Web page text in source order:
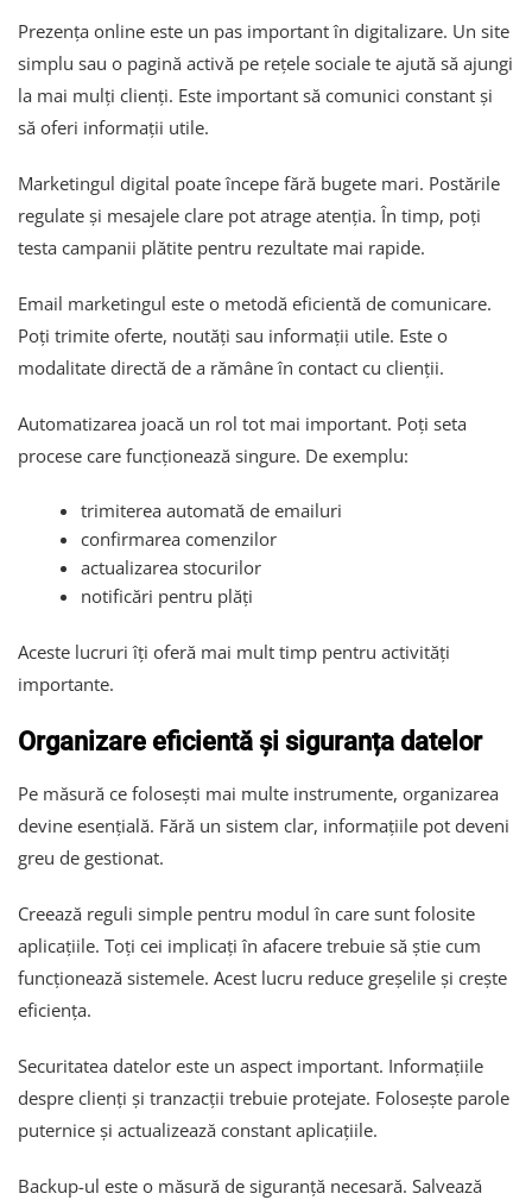
Prezența online este un pas important în digitalizare. Un site
simplu sau o pagină activă pe rețele sociale te ajută să ajungi
la mai mulți clienți. Este important să comunici constant și
să oferi informații utile.
Marketingul digital poate începe fără bugete mari. Postările
regulate și mesajele clare pot atrage atenția. În timp, poți
testa campanii plătite pentru rezultate mai rapide.
Email marketingul este o metodă eficientă de comunicare.
Poți trimite oferte, noutăți sau informații utile. Este o
modalitate directă de a rămâne în contact cu clienții.
Automatizarea joacă un rol tot mai important. Poți seta
procese care funcționează singure. De exemplu:
trimiterea automată de emailuri
confirmarea comenzilor
actualizarea stocurilor
notificări pentru plăți
Aceste lucruri îți oferă mai mult timp pentru activități
importante.
Organizare eficientă și siguranța datelor
Pe măsură ce folosești mai multe instrumente, organizarea
devine esențială. Fără un sistem clar, informațiile pot deveni
greu de gestionat.
Creează reguli simple pentru modul în care sunt folosite
aplicațiile. Toți cei implicați în afacere trebuie să știe cum
funcționează sistemele. Acest lucru reduce greșelile și crește
eficiența.
Securitatea datelor este un aspect important. Informațiile
despre clienți și tranzacții trebuie protejate. Folosește parole
puternice și actualizează constant aplicațiile.
Backup-ul este o măsură de siguranță necesară. Salvează